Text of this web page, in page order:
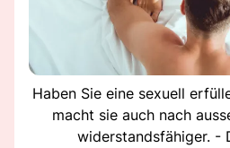
Haben Sie eine sexuell
macht sie auch nach
widerstandsfähiger. -